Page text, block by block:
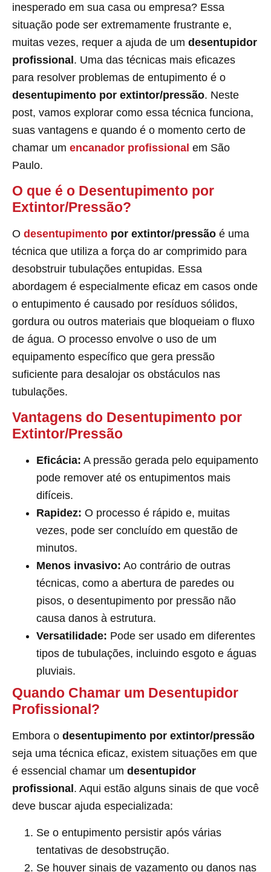
inesperado em sua casa ou empresa? Essa
situação pode ser extremamente frustrante e,
muitas vezes, requer a ajuda de um desentupidor
profissional. Uma das técnicas mais eficazes
para resolver problemas de entupimento é o
desentupimento por extintor/pressão. Neste
post, vamos explorar como essa técnica funciona,
suas vantagens e quando é o momento certo de
chamar um encanador profissional em São
Paulo.
O que é o Desentupimento por
Extintor/Pressão?
O desentupimento por extintor/pressão é uma
técnica que utiliza a força do ar comprimido para
desobstruir tubulações entupidas. Essa
abordagem é especialmente eficaz em casos onde
o entupimento é causado por resíduos sólidos,
gordura ou outros materiais que bloqueiam o fluxo
de água. O processo envolve o uso de um
equipamento específico que gera pressão
suficiente para desalojar os obstáculos nas
tubulações.
Vantagens do Desentupimento por
Extintor/Pressão
Eficácia: A pressão gerada pelo equipamento
pode remover até os entupimentos mais
difíceis.
Rapidez: O processo é rápido e, muitas
vezes, pode ser concluído em questão de
minutos.
Menos invasivo: Ao contrário de outras
técnicas, como a abertura de paredes ou
pisos, o desentupimento por pressão não
causa danos à estrutura.
Versatilidade: Pode ser usado em diferentes
tipos de tubulações, incluindo esgoto e águas
pluviais.
Quando Chamar um Desentupidor
Profissional?
Embora o desentupimento por extintor/pressão
seja uma técnica eficaz, existem situações em que
é essencial chamar um desentupidor
profissional . Aqui estão alguns sinais de que você
deve buscar ajuda especializada:
Se o entupimento persistir após várias
tentativas de desobstrução.
Se houver sinais de vazamento ou danos nas